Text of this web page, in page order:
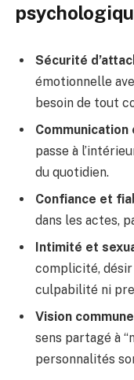
Sécurité
émotionnelle
besoin de tout
passe à
du quotidien.
Confiance et
dans les actes,
Intimité et
complicité, désir
culpabilité ni
Vision commune
sens partagé à
personnalités